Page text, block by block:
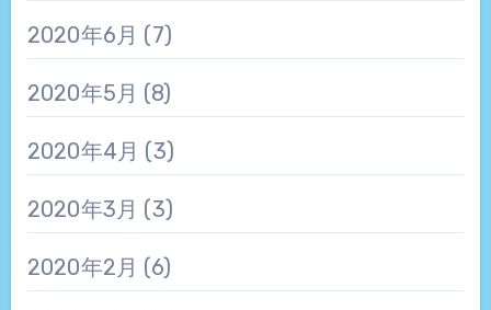
2020年6月 (7)
2020年5月 (8)
2020年4月 (3)
2020年3月 (3)
2020年2月 (6)